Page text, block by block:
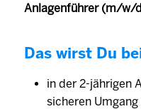
Anlagenführer (m/w/
Das wirst Du
in der 2-jährigen
sicheren